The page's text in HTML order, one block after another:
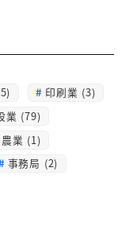
印刷業 (3)
業 (79)
農業 (1)
事務局 (2)